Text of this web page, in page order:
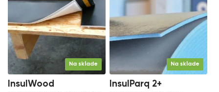
Na sklade
InsulWood
Na sklade
InsulParq 2+